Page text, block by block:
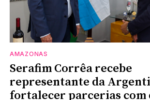
AMAZONAS
Serafim Corrêa recebe
representante da
fortalecer parcerias com